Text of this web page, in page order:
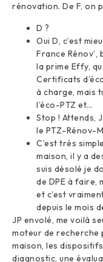
rénovation. De F, on
D ?
Oui D, c’est
France Rénov’,
la prime Effy,
Certificats
à charge, mais
l’éco-PTZ et…
Stop ! Attends,
le PTZ-Rénov-
C’est très
maison, il y a
suis désolé je
de DPE à faire,
et c’est
depuis le mois
JP envolé, me voilà
moteur de recherche
maison, les
diagnostic, une